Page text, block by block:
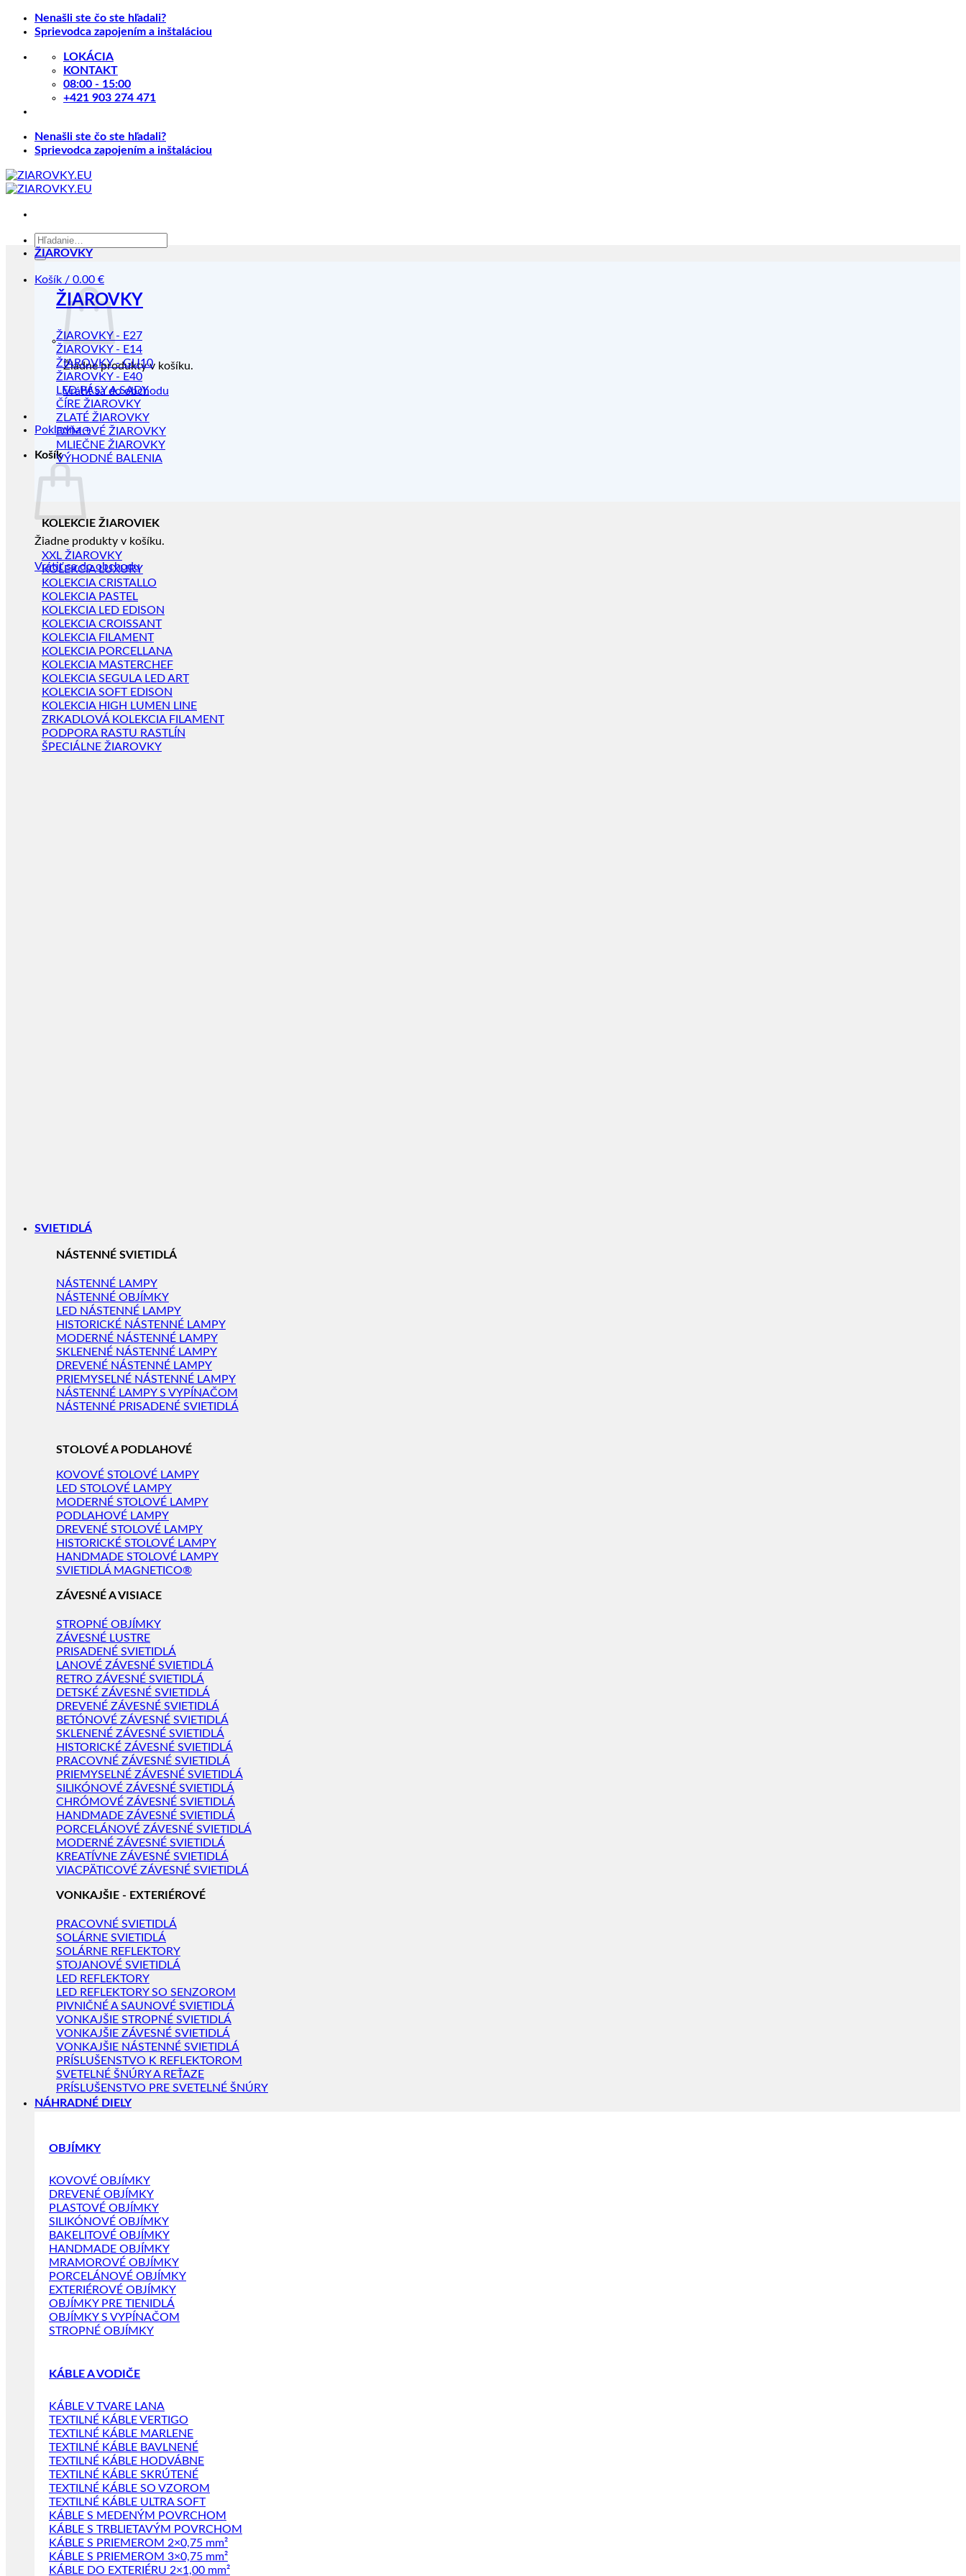
Skip
Nenašli ste čo ste hľadali?
Sprievodca zapojením a inštaláciou
LOKÁCIA
KONTAKT
08:00 - 15:00
+421 903 274 471
Nenašli ste čo ste hľadali?
Sprievodca zapojením a inštaláciou
Hľadať:
Košík / 0.00 €
Žiadne produkty v košíku.
Vrátiť sa do obchodu
Pokladňa +
Košík
Žiadne produkty v košíku.
Vrátiť sa do obchodu
ŽIAROVKY
ŽIAROVKY
ŽIAROVKY - E27
ŽIAROVKY - E14
ŽIAROVKY - GU10
ŽIAROVKY - E40
LED PÁSY A SADY
ČÍRE ŽIAROVKY
ZLATÉ ŽIAROVKY
DYMOVÉ ŽIAROVKY
MLIEČNE ŽIAROVKY
VÝHODNÉ BALENIA
KOLEKCIE ŽIAROVIEK
XXL ŽIAROVKY
KOLEKCIA LUXURY
KOLEKCIA CRISTALLO
KOLEKCIA PASTEL
KOLEKCIA LED EDISON
KOLEKCIA CROISSANT
KOLEKCIA FILAMENT
KOLEKCIA PORCELLANA
KOLEKCIA MASTERCHEF
KOLEKCIA SEGULA LED ART
KOLEKCIA SOFT EDISON
KOLEKCIA HIGH LUMEN LINE
ZRKADLOVÁ KOLEKCIA FILAMENT
PODPORA RASTU RASTLÍN
ŠPECIÁLNE ŽIAROVKY
SVIETIDLÁ
NÁSTENNÉ SVIETIDLÁ
NÁSTENNÉ LAMPY
NÁSTENNÉ OBJÍMKY
LED NÁSTENNÉ LAMPY
HISTORICKÉ NÁSTENNÉ LAMPY
MODERNÉ NÁSTENNÉ LAMPY
SKLENENÉ NÁSTENNÉ LAMPY
DREVENÉ NÁSTENNÉ LAMPY
PRIEMYSELNÉ NÁSTENNÉ LAMPY
NÁSTENNÉ LAMPY S VYPÍNAČOM
NÁSTENNÉ PRISADENÉ SVIETIDLÁ
STOLOVÉ A PODLAHOVÉ
KOVOVÉ STOLOVÉ LAMPY
LED STOLOVÉ LAMPY
MODERNÉ STOLOVÉ LAMPY
PODLAHOVÉ LAMPY
DREVENÉ STOLOVÉ LAMPY
HISTORICKÉ STOLOVÉ LAMPY
HANDMADE STOLOVÉ LAMPY
SVIETIDLÁ MAGNETICO®
ZÁVESNÉ A VISIACE
STROPNÉ OBJÍMKY
ZÁVESNÉ LUSTRE
PRISADENÉ SVIETIDLÁ
LANOVÉ ZÁVESNÉ SVIETIDLÁ
RETRO ZÁVESNÉ SVIETIDLÁ
DETSKÉ ZÁVESNÉ SVIETIDLÁ
DREVENÉ ZÁVESNÉ SVIETIDLÁ
BETÓNOVÉ ZÁVESNÉ SVIETIDLÁ
SKLENENÉ ZÁVESNÉ SVIETIDLÁ
HISTORICKÉ ZÁVESNÉ SVIETIDLÁ
PRACOVNÉ ZÁVESNÉ SVIETIDLÁ
PRIEMYSELNÉ ZÁVESNÉ SVIETIDLÁ
SILIKÓNOVÉ ZÁVESNÉ SVIETIDLÁ
CHRÓMOVÉ ZÁVESNÉ SVIETIDLÁ
HANDMADE ZÁVESNÉ SVIETIDLÁ
PORCELÁNOVÉ ZÁVESNÉ SVIETIDLÁ
MODERNÉ ZÁVESNÉ SVIETIDLÁ
KREATÍVNE ZÁVESNÉ SVIETIDLÁ
VIACPÄTICOVÉ ZÁVESNÉ SVIETIDLÁ
VONKAJŠIE - EXTERIÉROVÉ
PRACOVNÉ SVIETIDLÁ
SOLÁRNE SVIETIDLÁ
SOLÁRNE REFLEKTORY
STOJANOVÉ SVIETIDLÁ
LED REFLEKTORY
LED REFLEKTORY SO SENZOROM
PIVNIČNÉ A SAUNOVÉ SVIETIDLÁ
VONKAJŠIE STROPNÉ SVIETIDLÁ
VONKAJŠIE ZÁVESNÉ SVIETIDLÁ
VONKAJŠIE NÁSTENNÉ SVIETIDLÁ
PRÍSLUŠENSTVO K REFLEKTOROM
SVETELNÉ ŠNÚRY A REŤAZE
PRÍSLUŠENSTVO PRE SVETELNÉ ŠNÚRY
NÁHRADNÉ DIELY
OBJÍMKY
KOVOVÉ OBJÍMKY
DREVENÉ OBJÍMKY
PLASTOVÉ OBJÍMKY
SILIKÓNOVÉ OBJÍMKY
BAKELITOVÉ OBJÍMKY
HANDMADE OBJÍMKY
MRAMOROVÉ OBJÍMKY
PORCELÁNOVÉ OBJÍMKY
EXTERIÉROVÉ OBJÍMKY
OBJÍMKY PRE TIENIDLÁ
OBJÍMKY S VYPÍNAČOM
STROPNÉ OBJÍMKY
KÁBLE A VODIČE
KÁBLE V TVARE LANA
TEXTILNÉ KÁBLE VERTIGO
TEXTILNÉ KÁBLE MARLENE
TEXTILNÉ KÁBLE BAVLNENÉ
TEXTILNÉ KÁBLE HODVÁBNE
TEXTILNÉ KÁBLE SKRÚTENÉ
TEXTILNÉ KÁBLE SO VZOROM
TEXTILNÉ KÁBLE ULTRA SOFT
KÁBLE S MEDENÝM POVRCHOM
KÁBLE S TRBLIETAVÝM POVRCHOM
KÁBLE S PRIEMEROM 2×0,75 mm²
KÁBLE S PRIEMEROM 3×0,75 mm²
KÁBLE DO EXTERIÉRU 2×1,00 mm²